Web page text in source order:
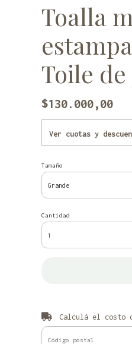
Toalla
Toile de
$130.000,00
Ver cuotas y
Tamaño
Cantidad
Calculá el costo